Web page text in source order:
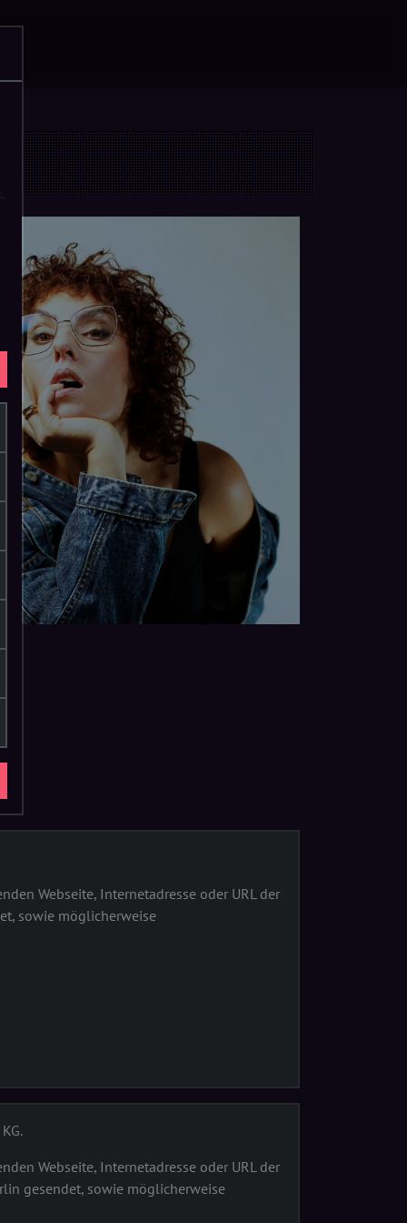
Webseite, Internetadresse oder URL der
sowie möglicherweise
Webseite, Internetadresse oder URL der
gesendet, sowie möglicherweise